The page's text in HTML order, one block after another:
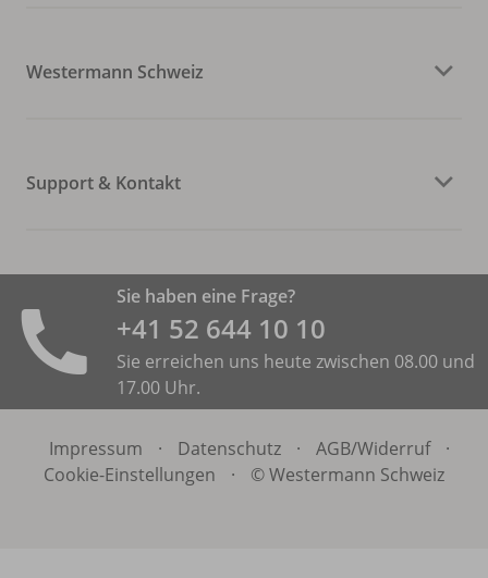
Westermann Schweiz
Support & Kontakt
Sie haben eine Frage?
+41 52 644 10 10
Sie erreichen uns heute zwischen 08.00 und
17.00 Uhr.
Impressum · Datenschutz · AGB/Widerruf
·
Cookie-Einstellungen
· © Westermann Schweiz